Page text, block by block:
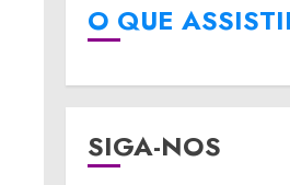
O QUE
SIGA-NOS